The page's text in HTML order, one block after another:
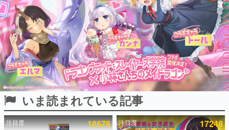
ピックアップ
いま読まれている記事
注目度 18678 注目度 17248